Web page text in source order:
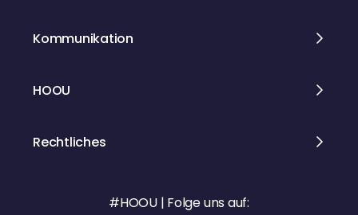
v
g
a
Kommunikation
HOOU
Rechtliches
#HOOU | Folge uns auf: